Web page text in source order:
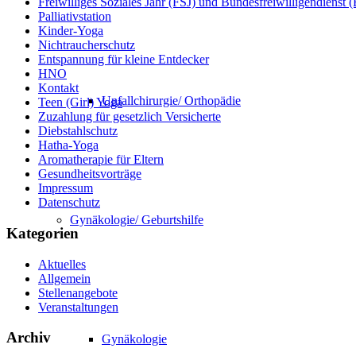
Unfallchirurgie/ Orthopädie
Gynäkologie/ Geburtshilfe
Gynäkologie
Palliativstation
Kinder-Yoga
Nichtraucherschutz
Entspannung für kleine Entdecker
HNO
Kontakt
Teen (Girl) Yoga
Zuzahlung für gesetzlich Versicherte
Diebstahlschutz
Hatha-Yoga
Aromatherapie für Eltern
Gesundheitsvorträge
Impressum
Datenschutz
Kategorien
Aktuelles
Allgemein
Stellenangebote
Veranstaltungen
Archiv